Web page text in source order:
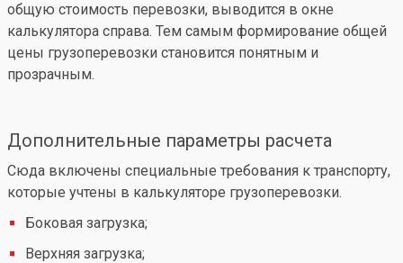
общую стоимость перевозки, выводится в окне
калькулятора справа. Тем самым формирование общей
цены грузоперевозки становится понятным и
прозрачным.
Дополнительные параметры расчета
Сюда включены специальные требования к транспорту,
которые учтены в калькуляторе грузоперевозки.
Боковая загрузка;
Верхняя загрузка;